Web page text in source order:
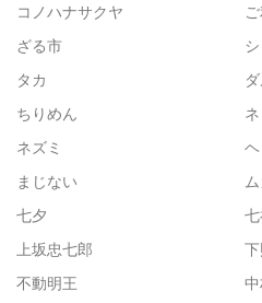
コノハナサクヤ
ざる市
タカ
ちりめん
ネズミ
まじない
七夕
上坂忠七郎
不動明王